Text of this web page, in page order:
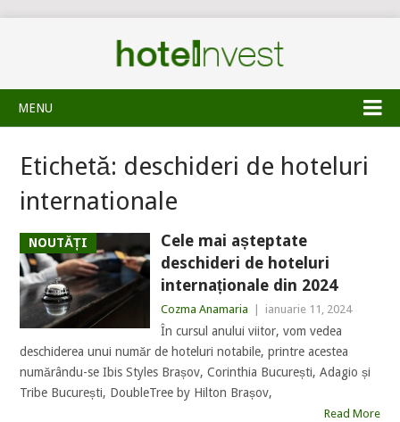
MENU
Etichetă: deschideri de hoteluri
internationale
NOUTĂȚI
Cele mai așteptate
deschideri de hoteluri
internaționale din 2024
Cozma Anamaria ianuarie 11, 2024
În cursul anului viitor, vom vedea
deschiderea unui număr de hoteluri notabile, printre acestea
numărându-se Ibis Styles Brașov, Corinthia București, Adagio și
Tribe București, DoubleTree by Hilton Brașov,
Read More